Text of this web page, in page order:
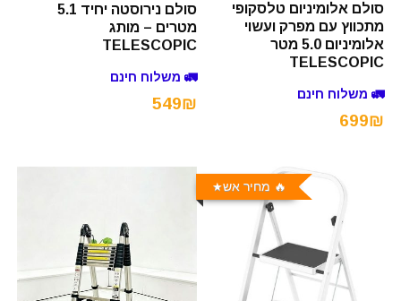
סולם אלומיניום טלסקופי
מתכווץ עם מפרק ועשוי
אלומיניום 5.0 מטר
TELESCOPIC
🚛 משלוח חינם
699₪
סולם נירוסטה יחיד 5.1
מטרים – מותג
TELESCOPIC
🚛 משלוח חינם
549₪
🔥 מחיר אש